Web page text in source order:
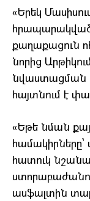
«Երեկ
քաղաքացուն
նորից
նվաստացման
հայտնում է
«Եթե նման
հատուկ
ասֆալտին